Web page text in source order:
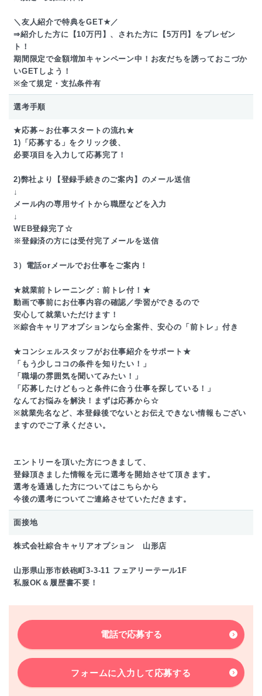
＼友人紹介で特典をGET★／
⇒紹介した方に【10万円】、された方に【5万円】をプレゼン
ト！
期間限定で金額増加キャンペーン中！お友だちを誘っておこづか
いGETしよう！
※全て規定・支払条件有
選考手順
★応募～お仕事スタートの流れ★
1)「応募する」をクリック後、
必要項目を入力して応募完了！
2)弊社より【登録手続きのご案内】のメール送信
↓
メール内の専用サイトから職歴などを入力
↓
WEB登録完了☆
※登録済の方には受付完了メールを送信
3）電話orメールでお仕事をご案内！
★就業前トレーニング：前トレ付！★
動画で事前にお仕事内容の確認／学習ができるので
安心して就業いただけます！
※綜合キャリアオプションなら全案件、安心の「前トレ」付き
★コンシェルスタッフがお仕事紹介をサポート★
「もう少しココの条件を知りたい！」
「職場の雰囲気を聞いてみたい！」
「応募したけどもっと条件に合う仕事を探している！」
なんてお悩みを解決！まずは応募から☆
※就業先名など、本登録後でないとお伝えできない情報もござい
ますのでご了承ください。
エントリーを頂いた方につきまして、
登録頂きました情報を元に選考を開始させて頂きます。
選考を通過した方についてはこちらから
今後の選考についてご連絡させていただきます。
面接地
株式会社綜合キャリアオプション 山形店
山形県山形市鉄砲町3-3-11 フェアリーテール1F
私服OK＆履歴書不要！
電話で応募する
フォームに入力して応募する